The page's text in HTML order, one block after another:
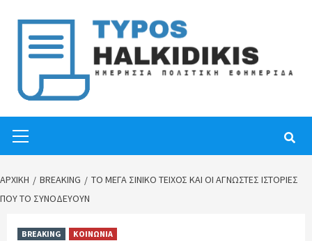
content
Menu
ΑΡΧΙΚΉ BREAKING
ΤΟ ΜΈΓΑ ΣΙΝΙΚΌ ΤΕΊΧΟΣ ΚΑΙ ΟΙ ΆΓΝΩΣΤΕΣ ΙΣΤΟΡΊΕΣ
ΠΟΥ ΤΟ ΣΥΝΟΔΕΎΟΥΝ
BREAKING ΚΟΙΝΩΝΙΑ